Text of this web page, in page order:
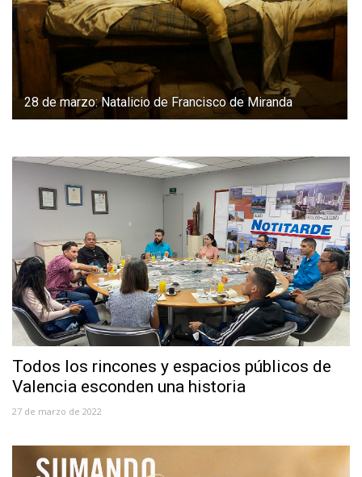
28 de marzo: Natalicio de Francisco de Miranda
Todos los rincones y espacios públicos de
Valencia esconden una historia
27 de marzo de 2022